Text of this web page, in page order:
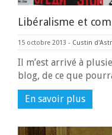
Libéralisme et
15 octobre 2013 - Custin
Il m’est arrivé à
blog, de ce que
En savoir plus